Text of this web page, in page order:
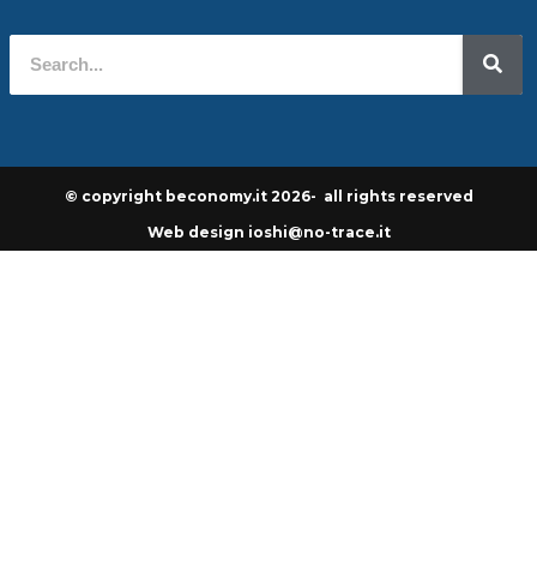
© copyright beconomy.it 2026- all rights reserved
Web design ioshi@no-trace.it